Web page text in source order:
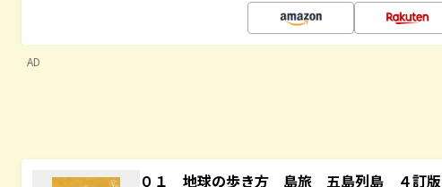
AD
０１ 地球の歩き方 島旅 五島列島 ４訂版